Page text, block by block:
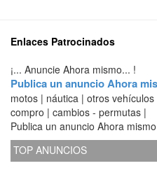
Enlaces Patrocinados
¡... Anuncie Ahora mismo... !
Publica un anuncio Ahora
motos | náutica | otros
compro | cambios - permutas |
Publica un anuncio Ahora mismo
TOP ANUNCIOS